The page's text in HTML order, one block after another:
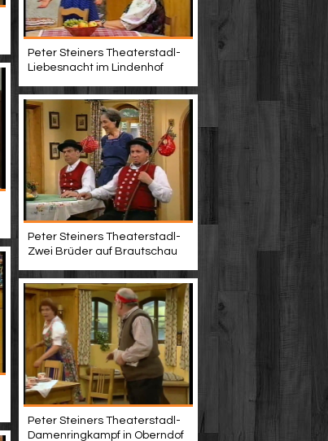
Peter Steiners Theaterstadl-
Liebesnacht im Lindenhof
Peter Steiners Theaterstadl-
Zwei Brüder auf Brautschau
Peter Steiners Theaterstadl-
Damenringkampf in Oberndof